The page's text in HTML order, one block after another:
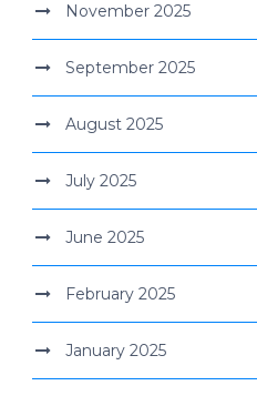
November 2025
September 2025
August 2025
July 2025
June 2025
February 2025
January 2025